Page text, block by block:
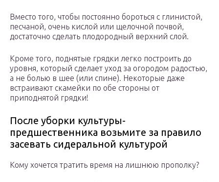
Вместо того, чтобы постоянно бороться с глинистой,
песчаной, очень кислой или щелочной почвой,
достаточно сделать плодородный верхний слой.
Кроме того, поднятые грядки легко построить до
уровня, который сделает уход за огородом радостью,
а не болью в шее (или спине). Некоторые даже
встраивают скамейки по обе стороны от
приподнятой грядки!
После уборки культуры-
предшественника возьмите за правило
засевать сидеральной культурой
Кому хочется тратить время на лишнюю прополку?